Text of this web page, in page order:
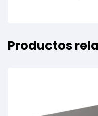
Productos